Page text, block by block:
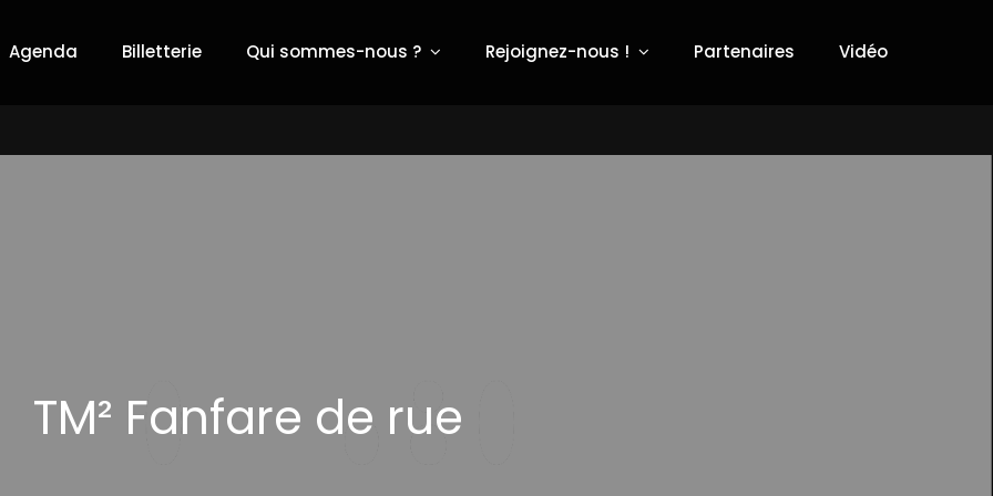
Orchestre de Vienne
Agenda Billetterie Qui sommes-nous ? Rejoignez-nous ! Partenaires Vidéo
TM² Fanfare de rue